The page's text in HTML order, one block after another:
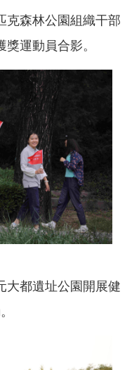
克森林公園組織干部
運動員合影。
大都遺址公園開展健